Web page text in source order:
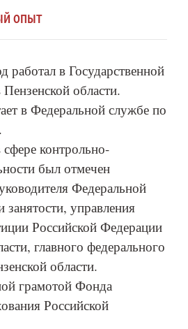
опыт
работал в Государственной
области.
в Федеральной службе по
контрольно-
был отмечен
Федеральной
управления
Российской Федерации
главного федерального
области.
грамотой Фонда
Российской